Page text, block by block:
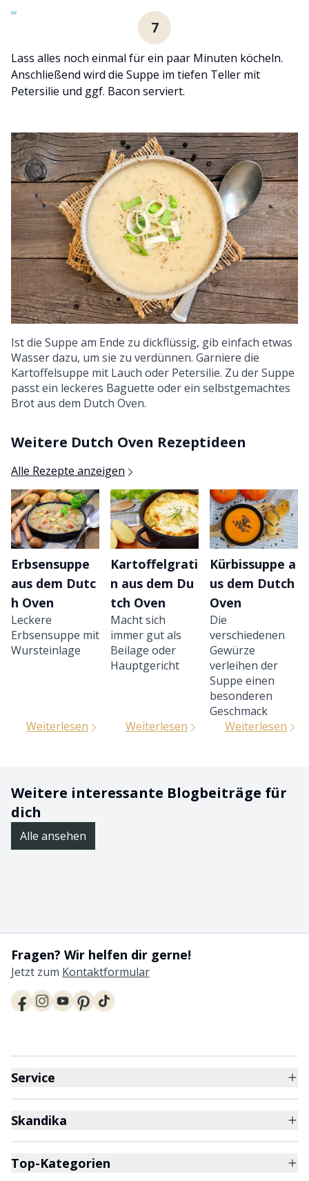
7
Lass alles noch einmal für ein paar Minuten köcheln.
Anschließend wird die Suppe im tiefen Teller mit
Petersilie und ggf. Bacon serviert.
Ist die Suppe am Ende zu dickflüssig, gib einfach etwas
Wasser dazu, um sie zu verdünnen. Garniere die
Kartoffelsuppe mit Lauch oder Petersilie. Zu der Suppe
passt ein leckeres Baguette oder ein selbstgemachtes
Brot aus dem Dutch Oven.
Weitere Dutch Oven Rezeptideen
Alle Rezepte anzeigen
Erbsensuppe
aus dem Dutc
h Oven
Leckere
Erbsensuppe mit
Wursteinlage
Weiterlesen
Kartoffelgrati
n aus dem Du
tch Oven
Macht sich
immer gut als
Beilage oder
Hauptgericht
Weiterlesen
Kürbissuppe a
us dem Dutch
Oven
Die
verschiedenen
Gewürze
verleihen der
Suppe einen
besonderen
Geschmack
Weiterlesen
Weitere interessante Blogbeiträge für
dich
Alle ansehen
Fragen? Wir helfen dir gerne!
Jetzt zum Kontaktformular
Service
Skandika
Top-Kategorien